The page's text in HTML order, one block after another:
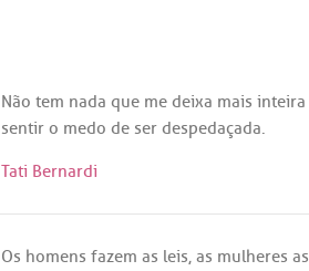
Não tem nada que me deixa mais inteira
sentir o medo de ser despedaçada.
Tati Bernardi
Os homens fazem as leis, as mulheres as